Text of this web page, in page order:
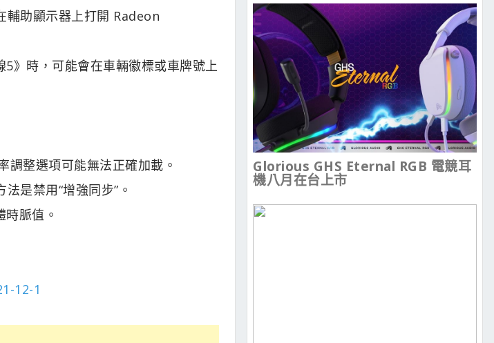
輔助顯示器上打開 Radeon
》時，可能會在車輛徽標或車牌號上
調整選項可能無法正確加載。
是禁用“增強同步”。
脈值。
12-1
Glorious GHS Eternal RGB 電競耳
機八月在台上市